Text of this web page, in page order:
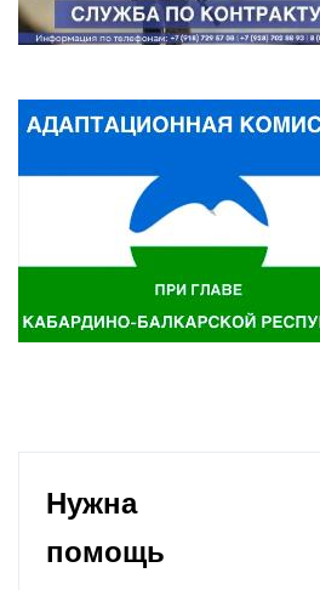
Нужна
помощь